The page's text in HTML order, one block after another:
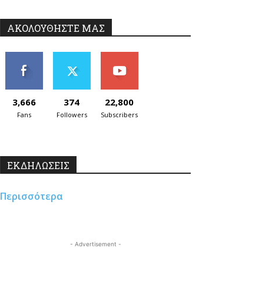
ΑΚΟΛΟΥΘΗΣΤΕ ΜΑΣ
3,666
Fans
374
Followers
22,800
Subscribers
ΕΚΔΗΛΩΣΕΙΣ
Περισσότερα
- Advertisement -